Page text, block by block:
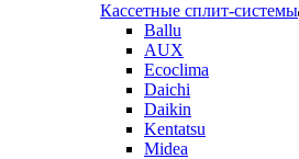
Кассетные сплит-системы
Ballu
AUX
Ecoclima
Daichi
Daikin
Kentatsu
Midea